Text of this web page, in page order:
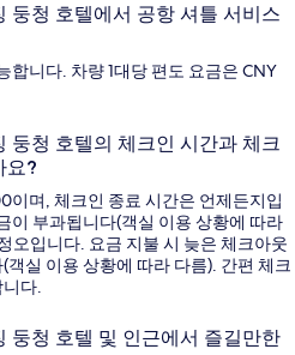
둥청 호텔에서 공항 셔틀 서비스
합니다. 차량 1대당 편도 요금은 CNY
둥청 호텔의 체크인 시간과 체크
요?
이며, 체크인 종료 시간은 언제든지입
이 부과됩니다(객실 이용 상황에 따라
오입니다. 요금 지불 시 늦은 체크아웃
객실 이용 상황에 따라 다름). 간편 체크
다.
둥청 호텔 및 인근에서 즐길만한